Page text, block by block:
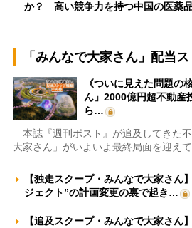
か？ 高い競争力を持つ中国の医薬
「みんなで大家さん」配当
《ついに見えた問題の
ん」2000億円超不動産
ら…
本誌『週刊ポスト』が追及してきた
大家さん」がいよいよ最終局面を迎え
【独走スクープ・みんなで大家さん
ジェクト”の計画変更の裏で起き…
【追及スクープ・みんなで大家さん